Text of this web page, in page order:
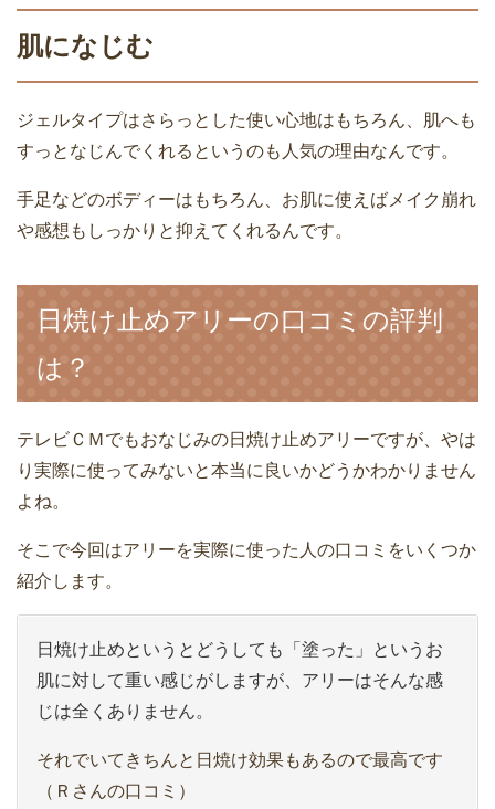
肌になじむ
ジェルタイプはさらっとした使い心地はもちろん、肌へも
すっとなじんでくれるというのも人気の理由なんです。
手足などのボディーはもちろん、お肌に使えばメイク崩れ
や感想もしっかりと抑えてくれるんです。
日焼け止めアリーの口コミの評判
は？
テレビＣＭでもおなじみの日焼け止めアリーですが、やは
り実際に使ってみないと本当に良いかどうかわかりません
よね。
そこで今回はアリーを実際に使った人の口コミをいくつか
紹介します。
日焼け止めというとどうしても「塗った」というお
肌に対して重い感じがしますが、アリーはそんな感
じは全くありません。
それでいてきちんと日焼け効果もあるので最高です
（Ｒさんの口コミ）